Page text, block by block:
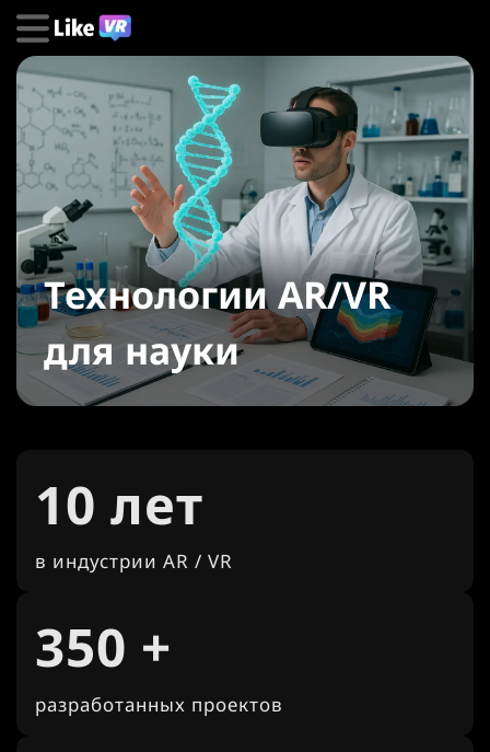
Технологии AR/VR
для науки
10 лет
в индустрии AR / VR
350 +
разработанных проектов